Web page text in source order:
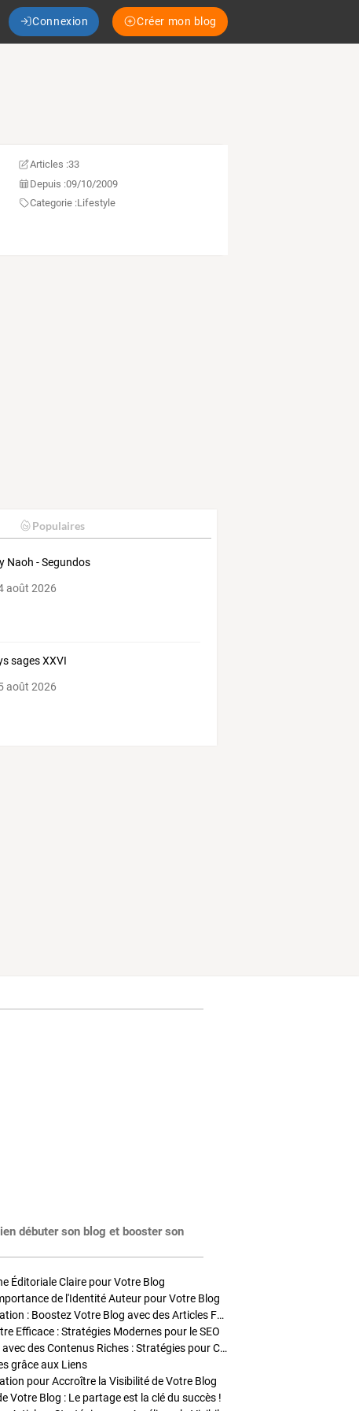
Connexion Créer mon blog
Articles :33
Depuis :09/10/2009
Categorie :Lifestyle
Populaires
Naoh - Segundos
août 2026
sages XXVI
août 2026
débuter son blog et booster son
Éditoriale Claire pour Votre Blog
de l'Identité Auteur pour Votre Blog
Stratégies de Publication : Boostez Votre Blog avec des Articles Fréquents et Exclusifs
Efficace : Stratégies Modernes pour le SEO
Enrichir Vos Articles avec des Contenus Riches : Stratégies pour Captiver et Optimiser
grâce aux Liens
pour Accroître la Visibilité de Votre Blog
Votre Blog : Le partage est la clé du succès !